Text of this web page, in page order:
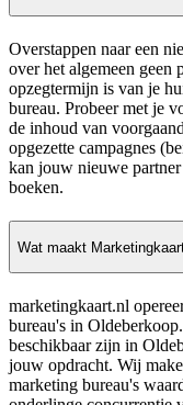
Overstappen naar een
over het algemeen geen
opzegtermijn is van je
bureau. Probeer met je
de inhoud van
opgezette campagnes
kan jouw nieuwe
boeken.
Wat maakt
marketingkaart.nl
bureau's in
beschikbaar zijn in
jouw opdracht. Wij
marketing bureau's